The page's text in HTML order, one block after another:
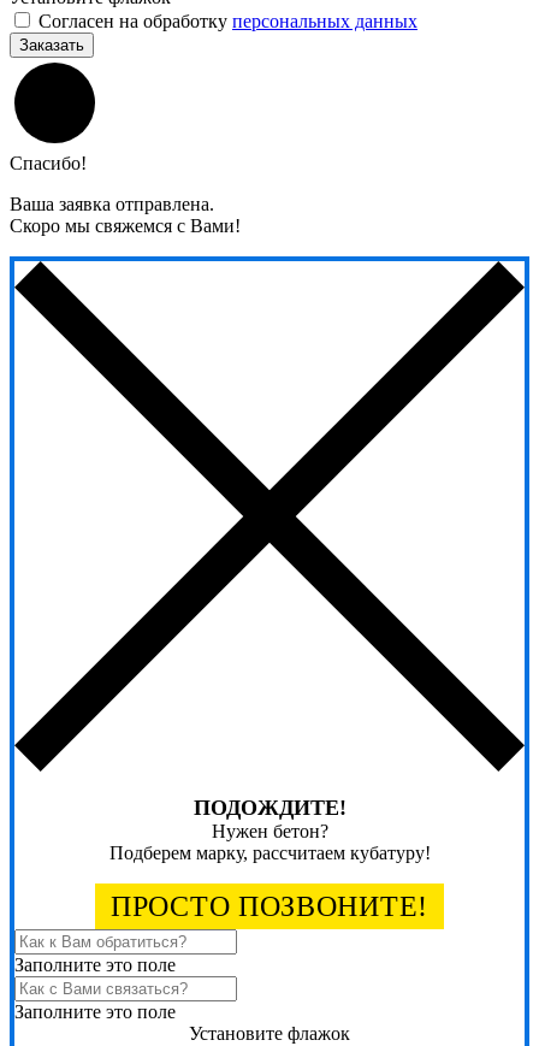
Согласен на обработку персональных данных
Заказать
Спасибо!
Ваша заявка отправлена.
Скоро мы свяжемся с Вами!
ПОДОЖДИТЕ!
Нужен бетон?
Подберем марку, рассчитаем кубатуру!
ПРОСТО ПОЗВОНИТЕ!
Заполните это поле
Заполните это поле
Установите флажок